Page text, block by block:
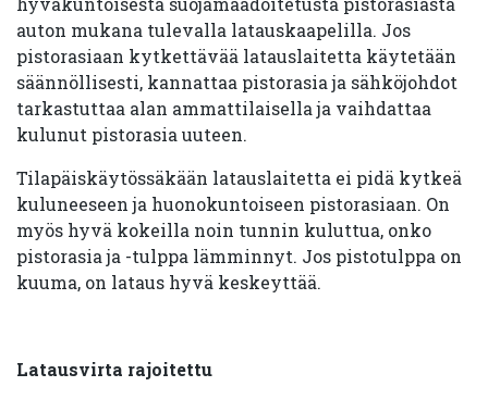
auton mukana tulevalla latauskaapelilla. Jos
pistorasiaan kytkettävää latauslaitetta käytetään
säännöllisesti, kannattaa pistorasia ja sähköjohdot
tarkastuttaa alan ammattilaisella ja vaihdattaa
kulunut pistorasia uuteen.
Tilapäiskäytössäkään latauslaitetta ei pidä kytkeä
kuluneeseen ja huonokuntoiseen pistorasiaan. On
myös hyvä kokeilla noin tunnin kuluttua, onko
pistorasia ja -tulppa lämminnyt. Jos pistotulppa on
kuuma, on lataus hyvä keskeyttää.
Latausvirta rajoitettu